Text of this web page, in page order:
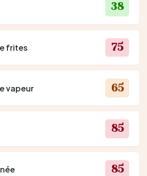
38
frites 75
vapeur 65
85
85